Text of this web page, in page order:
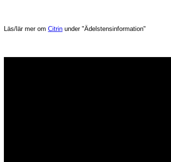
Läs/lär mer om Citrin under "Ädelstensinformation"